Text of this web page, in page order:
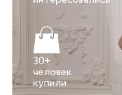
30+
человек
купили